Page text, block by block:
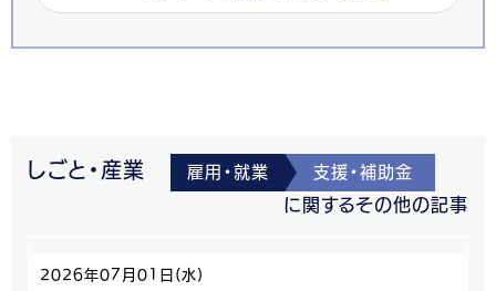
しごと・産業 雇用・就業 支援・補助金
に関するその他の記事
2026年07月01日(水)